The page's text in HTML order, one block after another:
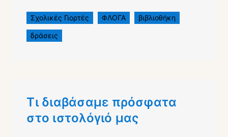
Σχολικές Γιορτές ΦΛΟΓΑ βιβλιοθήκη
δράσεις
Τι διαβάσαμε πρόσφατα
στο ιστολόγιό μας